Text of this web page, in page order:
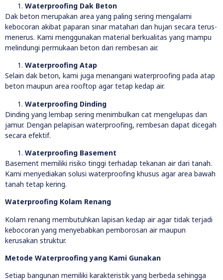
Waterproofing Dak Beton
Dak beton merupakan area yang paling sering mengalami
kebocoran akibat paparan sinar matahari dan hujan secara terus-
menerus. Kami menggunakan material berkualitas yang mampu
melindungi permukaan beton dari rembesan air.
Waterproofing Atap
Selain dak beton, kami juga menangani waterproofing pada atap
beton maupun area rooftop agar tetap kedap air.
Waterproofing Dinding
Dinding yang lembap sering menimbulkan cat mengelupas dan
jamur. Dengan pelapisan waterproofing, rembesan dapat dicegah
secara efektif.
Waterproofing Basement
Basement memiliki risiko tinggi terhadap tekanan air dari tanah.
Kami menyediakan solusi waterproofing khusus agar area bawah
tanah tetap kering.
Waterproofing Kolam Renang
Kolam renang membutuhkan lapisan kedap air agar tidak terjadi
kebocoran yang menyebabkan pemborosan air maupun
kerusakan struktur.
Metode Waterproofing yang Kami Gunakan
Setiap bangunan memiliki karakteristik yang berbeda sehingga